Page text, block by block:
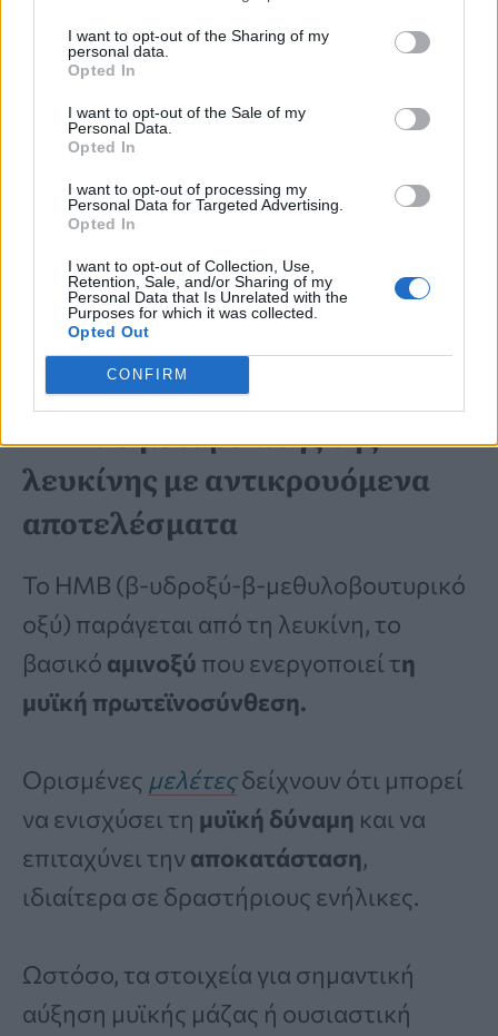
I want to opt-out of the Sharing of my
personal data.
Opted In
I want to opt-out of the Sale of my
Personal Data.
Opted In
I want to opt-out of processing my
Personal Data for Targeted Advertising.
Opted In
I want to opt-out of Collection, Use,
Retention, Sale, and/or Sharing of my
Personal Data that Is Unrelated with the
Purposes for which it was collected.
Opted Out
CONFIRM
την απορρόφηση ασβεστίου
τη σύνθεση βιταμινών
τη διατήρηση μυϊκής μάζας
την οστική πυκνότητα
Για τον λόγο αυτό, probiotics και
prebiotics θεωρούνται ασφαλείς και
ιδιαίτερα υποσχόμενες παρεμβάσεις για
υγιή γήρανση.
HMB: Ο μεταβολίτης της
λευκίνης με αντικρουόμενα
αποτελέσματα
Το HMB (β-υδροξύ-β-μεθυλοβουτυρικό
οξύ) παράγεται από τη λευκίνη, το
βασικό αμινοξύ που ενεργοποιεί τη
μυϊκή πρωτεϊνοσύνθεση.
Ορισμένες μελέτεςδείχνουν ότι μπορεί
να ενισχύσει τη μυϊκή δύναμη και να
επιταχύνει την αποκατάσταση,
ιδιαίτερα σε δραστήριους ενήλικες.
Ωστόσο, τα στοιχεία για σημαντική
αύξηση μυϊκής μάζας ή ουσιαστική